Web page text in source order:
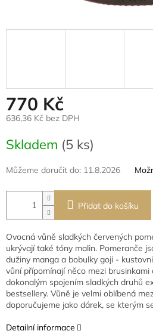
770 Kč
636,36 Kč bez DPH
cena:
Skladem (5 ks)
Můžeme doručit do: 11.8.2026
Přidat do košíku
Ovocná vůně sladkých červených
ukrývají také tóny malin. Pomeranče
dužiny manga a bobulky goji -
vůní přípomínají něco mezi brusinkami
dokonalým spojením sladkých druhů
bestsellery. Vůně je velmi oblíbená
doporučujeme jako dárek, se kterým
Detailní informace